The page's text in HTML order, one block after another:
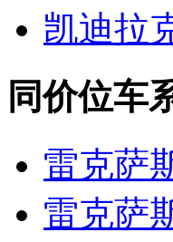
凯迪拉
同价位车
雷克萨
雷克萨